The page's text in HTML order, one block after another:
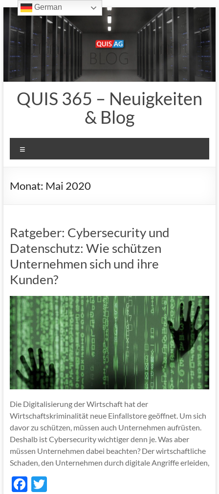
Inhalt
springen
QUIS 365 – Neuigkeiten
& Blog
Monat: Mai 2020
Ratgeber: Cybersecurity und
Datenschutz: Wie schützen
Unternehmen sich und ihre
Kunden?
Die Digitalisierung der Wirtschaft hat der
Wirtschaftskriminalität neue Einfallstore geöffnet. Um sich
davor zu schützen, müssen auch Unternehmen aufrüsten.
Deshalb ist Cybersecurity wichtiger denn je. Was aber
müssen Unternehmen dabei beachten? Der wirtschaftliche
Schaden, den Unternehmen durch digitale Angriffe erleiden,
F T
German